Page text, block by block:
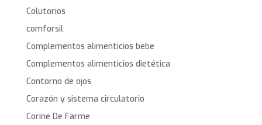
Colutorios
comforsil
Complementos alimenticios bebe
Complementos alimenticios dietética
Contorno de ojos
Corazón y sistema circulatorio
Corine De Farme